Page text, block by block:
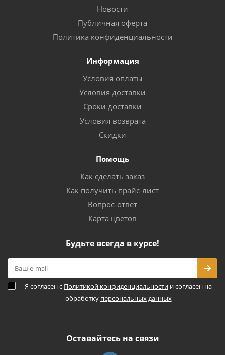
Новости
Публичная оферта
Политика конфиденциальности
Информация
Условия оплаты
Условия доставки
Сроки доставки
Условия возврата
Скидки
Помощь
Как сделать заказ
Как получить прайс-лист
Вопрос-ответ
Карта цветов
Будьте всегда в курсе!
Я согласен с Политикой конфиденциальности и согласен на
обработку персональных данных
Оставайтесь на связи